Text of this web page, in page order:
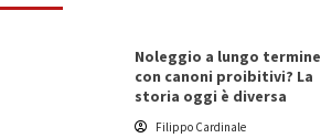
Noleggio a lungo termine
con canoni proibitivi? La
storia oggi è diversa
Filippo Cardinale